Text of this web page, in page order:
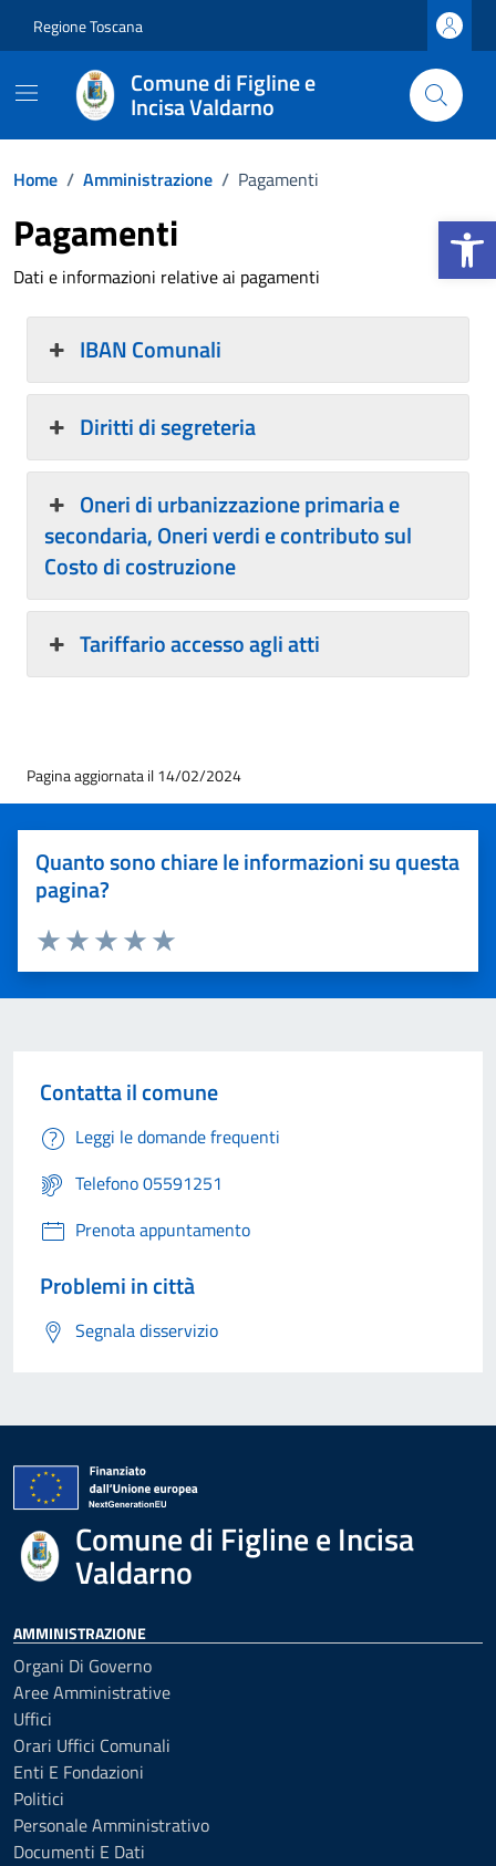
Apri la
Regione Toscana
Comune di Figline e
Incisa Valdarno
Home / Amministrazione / Pagamenti
Pagamenti
Dati e informazioni relative ai pagamenti
IBAN Comunali
Diritti di segreteria
Oneri di urbanizzazione primaria e
secondaria, Oneri verdi e contributo sul
Costo di costruzione
Tariffario accesso agli atti
Pagina aggiornata il 14/02/2024
Quanto sono chiare le informazioni su questa
pagina?
Valuta 5 stelle su 5
Valuta 4 stelle su 5
Valuta 3 stelle su 5
Valuta 2 stelle su 5
Valuta 1 stelle su 5
Contatta il comune
Leggi le domande frequenti
Telefono 05591251
Prenota appuntamento
Problemi in città
Segnala disservizio
Comune di Figline e Incisa
Valdarno
AMMINISTRAZIONE
Organi Di Governo
Aree Amministrative
Uffici
Orari Uffici Comunali
Enti E Fondazioni
Politici
Personale Amministrativo
Documenti E Dati